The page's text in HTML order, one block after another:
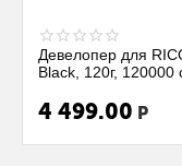
Девелопер для
Black, 120г, 120000
4 499.00 Р